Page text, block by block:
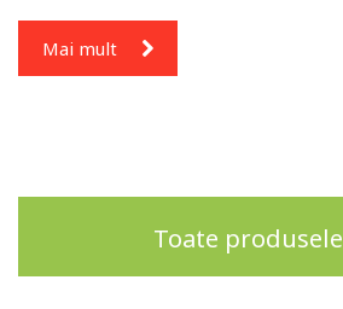
Mai mult
Toate produsele